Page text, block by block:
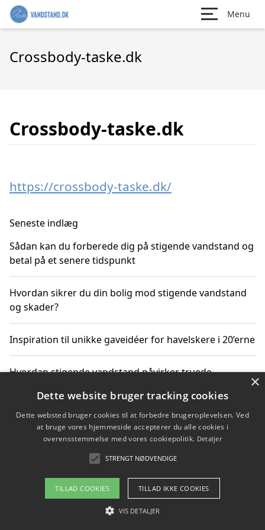
Menu
Crossbody-taske.dk
Crossbody-taske.dk
https://crossbody-taske.dk/
Seneste indlæg
Sådan kan du forberede dig på stigende vandstand og
betal på et senere tidspunkt
Hvordan sikrer du din bolig mod stigende vandstand
og skader?
Inspiration til unikke gaveidéer for havelskere i 20’erne
Hvordan stigende vandstand påvirker truede
Sådan vælger du de bedste vandrerygsække til
vandreture i Danmark
Copyright 2026 - Pilanto Aps
Om / kontakt
×
Dette website bruger tracking cookies
Dette websted bruger cookies til at forbedre brugeroplevelsen. Ved
at bruge vores hjemmeside accepterer du alle cookies i
overensstemmelse med vores cookiepolitik. Detaljer
STRENGT NØDVENDIGE
TILLAD COOKIES TILLAD IKKE COOKIES
VIS DETALJER